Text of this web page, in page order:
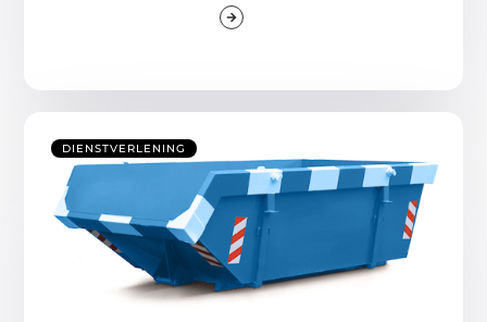
DIENSTVERLENING